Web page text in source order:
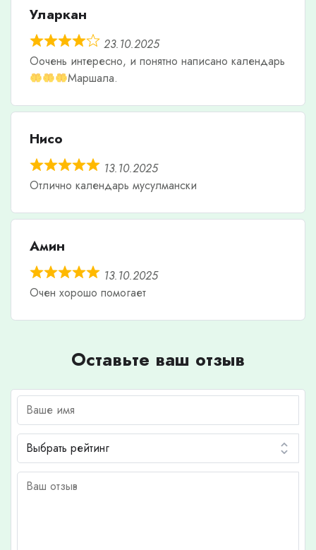
Уларкан
23.10.2025
Оочень интересно, и понятно написано календарь
Маршала.
Нисо
13.10.2025
Отлично календарь мусулмански
Амин
13.10.2025
Очен хорошо помогает
Оставьте ваш отзыв